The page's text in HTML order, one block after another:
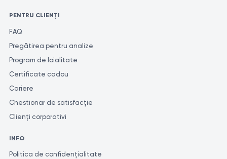
PENTRU CLIENȚI
FAQ
Pregătirea pentru analize
Program de loialitate
Certificate cadou
Cariere
Chestionar de satisfacție
Clienți corporativi
INFO
Politica de confidențialitate